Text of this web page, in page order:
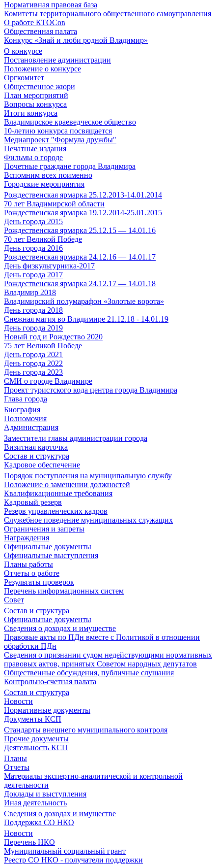
Нормативная правовая база
Комитеты территориального общественного самоуправления
О работе КТОСов
Общественная палата
Конкурс «Знай и люби родной Владимир»
О конкурсе
Постановление администрации
Положение о конкурсе
Оргкомитет
Общественное жюри
План мероприятий
Вопросы конкурса
Итоги конкурса
Владимирское краеведческое общество
10-летию конкурса посвящается
Медиапроект "Формула дружбы"
Печатные издания
Фильмы о городе
Почетные граждане города Владимира
Вспомним всех поименно
Городские мероприятия
Рождественская ярмарка 25.12.2013-14.01.2014
70 лет Владимирской области
Рождественская ярмарка 19.12.2014-25.01.2015
День города 2015
Рождественская ярмарка 25.12.15 — 14.01.16
70 лет Великой Победе
День города 2016
Рождественская ярмарка 24.12.16 — 14.01.17
День физкультурника-2017
День города 2017
Рождественская ярмарка 24.12.17 — 14.01.18
Владимир 2018
Владимирский полумарафон «Золотые ворота»
День города 2018
Снежная магия во Владимире 21.12.18 - 14.01.19
День города 2019
Новый год и Рождество 2020
75 лет Великой Победе
День города 2021
День города 2022
День города 2023
СМИ о городе Владимире
Проект туристского кода центра города Владимира
Глава города
Биография
Полномочия
Администрация
Заместители главы администрации города
Визитная карточка
Состав и структура
Кадровое обеспечение
Порядок поступления на муниципальную службу
Положение о замещении должностей
Квалификационные требования
Кадровый резерв
Резерв управленческих кадров
Служебное поведение муниципальных служащих
Ограничения и запреты
Награждения
Официальные документы
Официальные выступления
Планы работы
Отчеты о работе
Результаты проверок
Перечень информационных систем
Совет
Состав и структура
Официальные документы
Сведения о доходах и имуществе
Правовые акты по ПДн вместе с Политикой в отношении
обработки ПДн
Сведения о признании судом недействующими нормативных
правовых актов, принятых Советом народных депутатов
Общественные обсуждения, публичные слушания
Контрольно-счетная палата
Состав и структура
Новости
Нормативные документы
Документы КСП
Стандарты внешнего муниципального контроля
Прочие документы
Деятельность КСП
Планы
Отчеты
Материалы экспертно-аналитической и контрольной
деятельности
Доклады и выступления
Иная деятельность
Сведения о доходах и имуществе
Поддержка СО НКО
Новости
Перечень НКО
Муниципальный социальный грант
Реестр СО НКО - получатели поддержки